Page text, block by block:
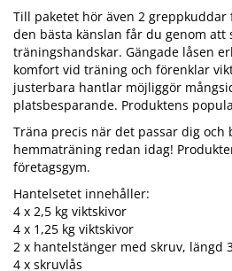
Till paketet hör även 2 greppkuddar
den bästa känslan får du genom att
träningshandskar. Gängade låsen
komfort vid träning och förenklar
justerbara hantlar möjliggör
platsbesparande. Produktens
Träna precis när det passar dig och
hemmaträning redan idag!
företagsgym.
Hantelsetet innehåller:
4 x 2,5 kg viktskivor
4 x 1,25 kg viktskivor
2 x hantelstänger med skruv, längd
4 x skruvlås